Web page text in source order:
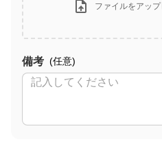
ファイルをアッ
備考 (任意)